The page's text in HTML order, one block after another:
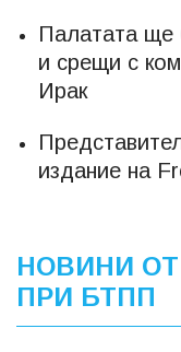
Палатата ще
и срещи с
Ирак
издание на
НОВИНИ
ПРИ БТПП